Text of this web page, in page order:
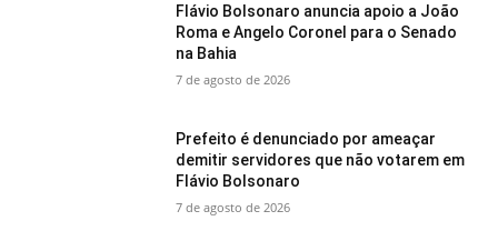
Flávio Bolsonaro anuncia apoio a João
Roma e Angelo Coronel para o Senado
na Bahia
7 de agosto de 2026
Prefeito é denunciado por ameaçar
demitir servidores que não votarem em
Flávio Bolsonaro
7 de agosto de 2026